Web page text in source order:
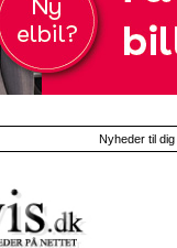
Nyheder til